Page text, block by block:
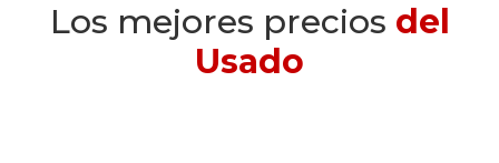
Los mejores precios del
Usado